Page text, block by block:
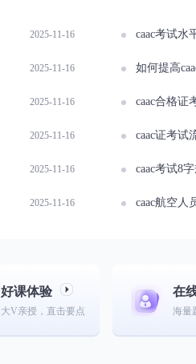
2025-11-16 caac考试水
2025-11-16 如何提高caac
2025-11-16 caac合格证
2025-11-16 caac证考试
2025-11-16 caac考试8
2025-11-16 caac航空人
好课体验
大V亲授，直击要点
在
海量